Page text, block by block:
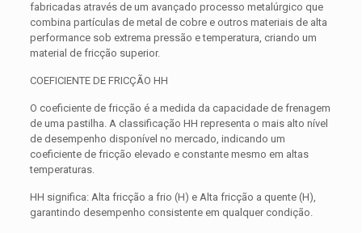
fabricadas através de um avançado processo metalúrgico que
combina partículas de metal de cobre e outros materiais de alta
performance sob extrema pressão e temperatura, criando um
material de fricção superior.
COEFICIENTE DE FRICÇÃO HH
O coeficiente de fricção é a medida da capacidade de frenagem
de uma pastilha. A classificação HH representa o mais alto nível
de desempenho disponível no mercado, indicando um
coeficiente de fricção elevado e constante mesmo em altas
temperaturas.
HH significa: Alta fricção a frio (H) e Alta fricção a quente (H),
garantindo desempenho consistente em qualquer condição.